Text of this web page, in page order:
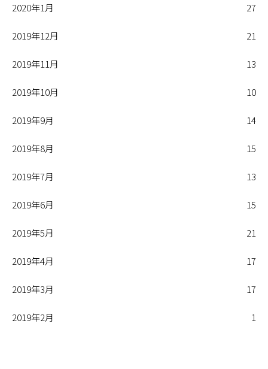
2020年1月 27
2019年12月 21
2019年11月 13
2019年10月 10
2019年9月 14
2019年8月 15
2019年7月 13
2019年6月 15
2019年5月 21
2019年4月 17
2019年3月 17
2019年2月 1